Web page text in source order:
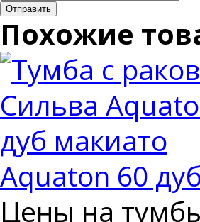
Отправить
Похожие
Aquaton 60
Цены на